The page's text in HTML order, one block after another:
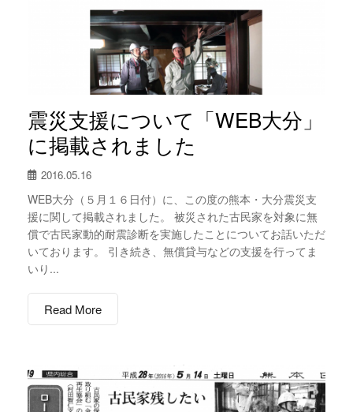
震災支援について「WEB大分」
に掲載されました
2016.05.16
WEB大分（５月１６日付）に、この度の熊本・大分震災支
援に関して掲載されました。 被災された古民家を対象に無
償で古民家動的耐震診断を実施したことについてお話いただ
いております。 引き続き、無償貸与などの支援を行ってま
いり...
Read More